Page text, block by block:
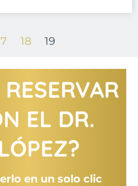
18 19
EL DR.
en un solo clic